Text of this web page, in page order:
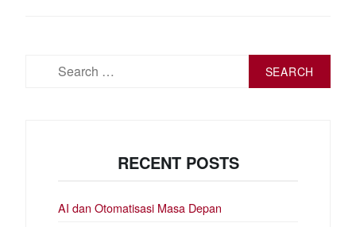
RECENT POSTS
AI dan Otomatisasi Masa Depan